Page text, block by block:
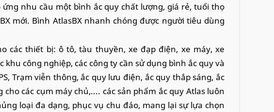
nhu cầu một bình ắc quy chất lượng, giá rẻ, tuổi thọ
mới. Bình AtlasBX nhanh chóng được người tiêu dùng
các thiết bị: ô tô, tàu thuyền, xe đạp điện, xe máy, xe
công nghiệp, các công ty cần sử dụng bình ắc quy và
Trạm viễn thông, ắc quy lưu điện, ắc quy thắp sáng, ắc
các cụm máy chủ,.... các sản phẩm ắc quy Atlas luôn
loại đa dạng, phục vụ chu đáo, mang lại sự lựa chọn